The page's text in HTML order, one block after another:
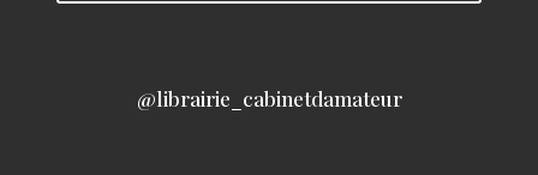
@librairie_cabinetdamateur